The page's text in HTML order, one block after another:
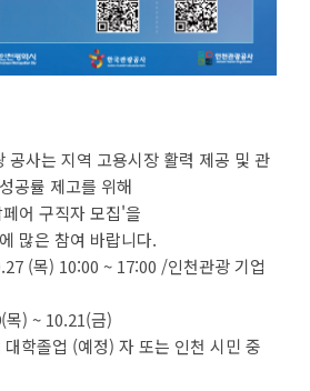
공사는 지역 고용시장 활력 제공 및 관
공률 제고를 위해
어 구직자 모집'을
많은 참여 바랍니다.
(목) 10:00 ~ 17:00 /인천관광 기업
목) ~ 10.21(금)
학졸업 (예정) 자 또는 인천 시민 중